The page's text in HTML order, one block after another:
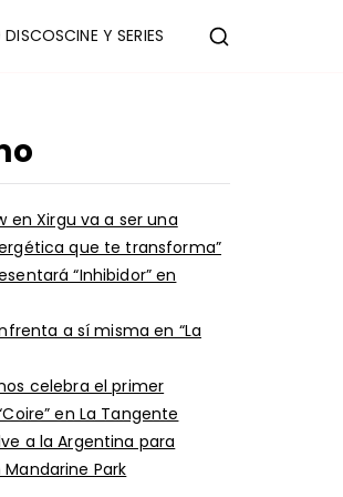
DISCOSCINE Y SERIES
en Xirgu va a ser una
que te transforma”
“Inhibidor” en
a sí misma en “La
celebra el primer
en La Tangente
a la Argentina para
Park